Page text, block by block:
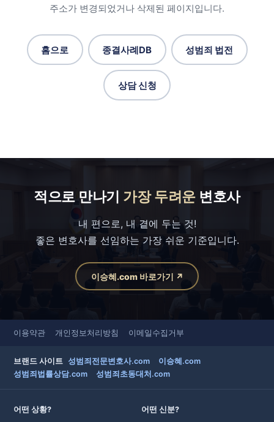
주소가 변경되었거나 삭제된 페이지입니다.
홈으로 종결사례DB 성범죄 법전
상담 신청
적으로 만나기 가장 두려운변호사
내 편으로, 내 곁에 두는 것!
좋은 변호사를 선임하는 가장 쉬운 기준입니다.
이승혜.com 바로가기 ↗
이용약관 개인정보처리방침 이메일수집거부
브랜드 사이트 성범죄전문변호사.com
이승혜.com
성범죄법률상담.com
성범죄초동대처.com
어떤 상황?
어떤 신분?